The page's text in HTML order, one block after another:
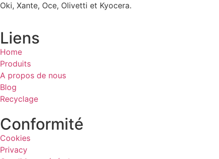
Oki, Xante, Oce, Olivetti et Kyocera.
Liens
Home
Produits
A propos de nous
Blog
Recyclage
Conformité
Cookies
Privacy